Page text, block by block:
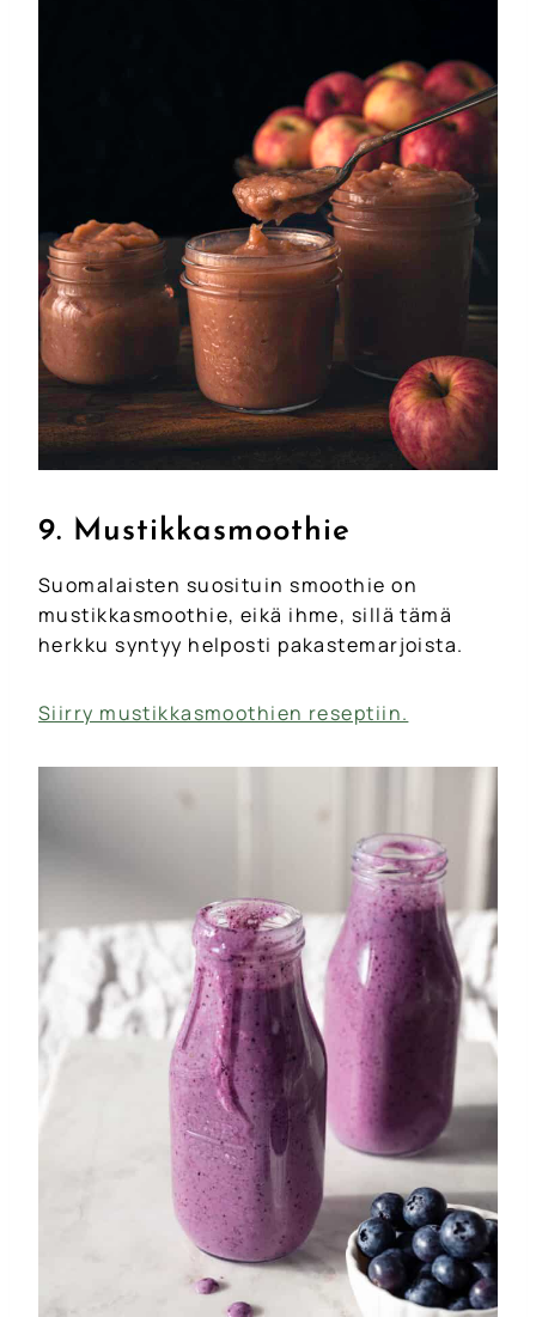
9. Mustikkasmoothie
Suomalaisten suosituin smoothie on
mustikkasmoothie, eikä ihme, sillä tämä
herkku syntyy helposti pakastemarjoista.
Siirry mustikkasmoothien reseptiin.